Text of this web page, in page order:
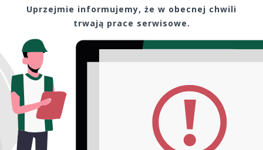
Uprzejmie informujemy, że w obecnej chwili
trwają prace serwisowe.